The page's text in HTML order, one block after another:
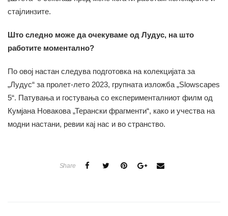
стајлинзите.
Што следно може да очекуваме од Лудус, на што
работите моментално?
По овој настан следува подготовка на колекцијата за
„Лудус“ за пролет-лето 2023, групната изложба „Slowscapes
5“. Патувања и гостувања со експерименталниот филм од
Кумјана Новакова „Терански фрагменти“, како и учества на
модни настани, ревии кај нас и во странство.
Share